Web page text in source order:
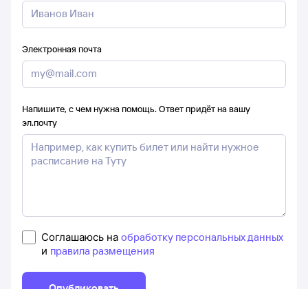
Электронная почта
Напишите, с чем нужна помощь. Ответ придёт на вашу
эл.почту
Соглашаюсь на обработку персональных данных
и правила размещения